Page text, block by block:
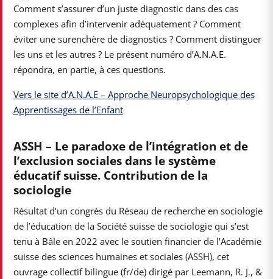
Comment s’assurer d’un juste diagnostic dans des cas
complexes afin d’intervenir adéquatement ? Comment
éviter une surenchère de diagnostics ? Comment distinguer
les uns et les autres ? Le présent numéro d’A.N.A.E.
répondra, en partie, à ces questions.
Vers le site d’A.N.A.E – Approche Neuropsychologique des
Apprentissages de l’Enfant
ASSH – Le paradoxe de l’intégration et de
l’exclusion sociales dans le système
éducatif suisse. Contribution de la
sociologie
Résultat d’un congrès du Réseau de recherche en sociologie
de l’éducation de la Société suisse de sociologie qui s’est
tenu à Bâle en 2022 avec le soutien financier de l’Académie
suisse des sciences humaines et sociales (ASSH), cet
ouvrage collectif bilingue (fr/de) dirigé par Leemann, R. J., &